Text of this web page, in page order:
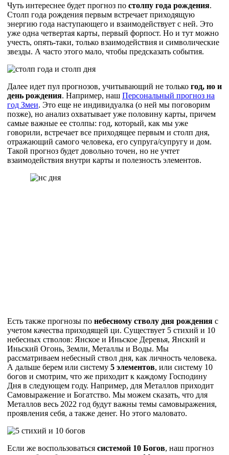
Чуть интереснее будет прогноз по столпу года рождения.
Столп года рождения первым встречает приходящую
энергию года наступающего и взаимодействует с ней. Это
уже одна четвертая карты, первый форпост. Но и тут можно
учесть, опять-таки, только взаимодействия и символические
звезды. А часто этого мало, чтобы предсказать события.
Далее идет пул прогнозов, учитывающий не только год, но и
день рождения. Например, наш Персональный прогноз на
год Змеи. Это еще не индивидуалка (о ней мы поговорим
позже), но анализ охватывает уже половину карты, причем
самые важные ее столпы: год, который, как мы уже
говорили, встречает все приходящее первым и столп дня,
отражающий самого человека, его супруга/супругу и дом.
Такой прогноз будет довольно точен, но не учтет
взаимодействия внутри карты и полезность элементов.
Есть также прогнозы по небесному стволу дня рождения с
учетом качества приходящей ци. Существует 5 стихий и 10
небесных стволов: Янское и Иньское Деревья, Янский и
Иньский Огонь, Земли, Металлы и Воды. Мы
рассматриваем небесный ствол дня, как личность человека.
А дальше берем или систему 5 элементов, или систему 10
богов и смотрим, что же приходит к каждому Господину
Дня в следующем году. Например, для Металлов приходит
Самовыражение и Богатство. Мы можем сказать, что для
Металлов весь 2022 год будут важны темы самовыражения,
проявления себя, а также денег. Но этого маловато.
Если же воспользоваться системой 10 Богов, наш прогноз